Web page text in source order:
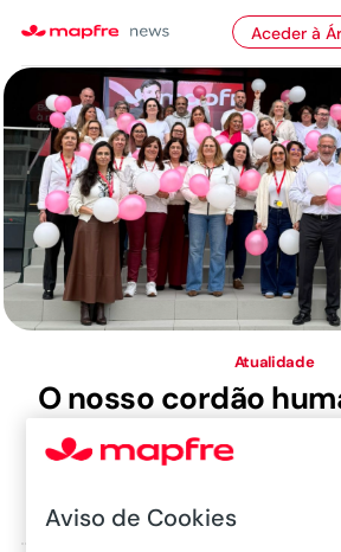
Aceder à
Atualidade
O nosso cordão
contra o
Aviso de Cookies